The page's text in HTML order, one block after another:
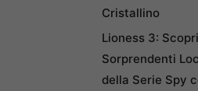
Cristallino
Lioness 3:
Sorprendenti
della Serie Spy